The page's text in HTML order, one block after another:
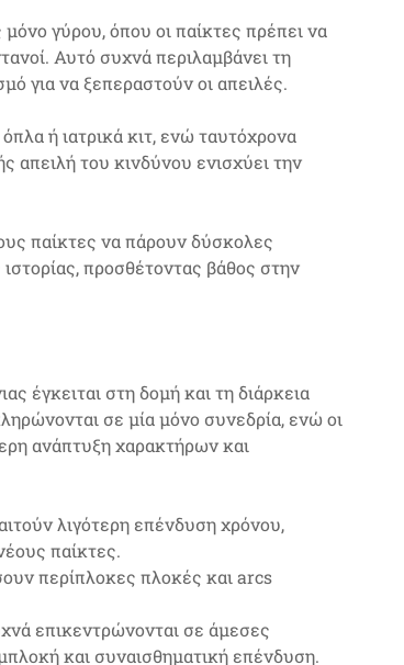
γύρου, όπου οι παίκτες πρέπει να
Αυτό συχνά περιλαμβάνει τη
για να ξεπεραστούν οι απειλές.
ή ιατρικά κιτ, ενώ ταυτόχρονα
απειλή του κινδύνου ενισχύει την
παίκτες να πάρουν δύσκολες
προσθέτοντας βάθος στην
έγκειται στη δομή και τη διάρκεια
σε μία μόνο συνεδρία, ενώ οι
ανάπτυξη χαρακτήρων και
λιγότερη επένδυση χρόνου,
παίκτες.
περίπλοκες πλοκές και arcs
επικεντρώνονται σε άμεσες
και συναισθηματική επένδυση.